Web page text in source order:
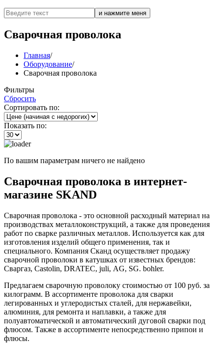
Сварочная проволока
Главная/
Оборудование/
Сварочная проволока
Фильтры
Сбросить
Сортировать по:
Показать по:
По вашим параметрам ничего не найдено
Сварочная проволока в интернет-
магазине SKAND
Сварочная проволока - это основной расходный материал на
производствах металлоконструкций, а также для проведения
работ по сварке различных металлов. Используется как для
изготовления изделий общего применения, так и
специального. Компания Сканд осуществляет продажу
сварочной проволоки в катушках от известных брендов:
Сваргаз, Castolin, DRATEC, juli, АG, SG. bohler.
Предлагаем сварочную проволоку стоимостью от 100 руб. за
килограмм. В ассортименте проволока для сварки
легированных и углеродистых сталей, для нержавейки,
алюминия, для ремонта и наплавки, а также для
полуавтоматической и автоматический дуговой сварки под
флюсом. Также в ассортименте непосредственно припои и
флюсы.